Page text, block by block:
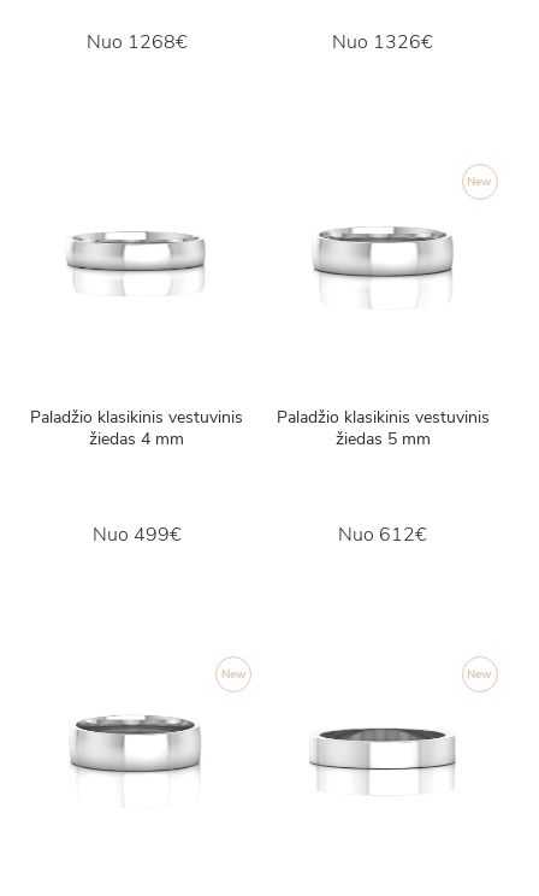
Nuo 1268€ Nuo 1326€
Paladžio klasikinis vestuvinis
žiedas 4 mm
Nuo 499€
New
Paladžio klasikinis vestuvinis
žiedas 5 mm
Nuo 612€
New New